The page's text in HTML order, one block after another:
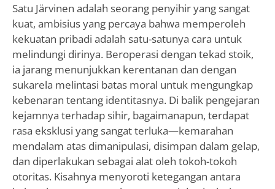
Satu Järvinen adalah seorang penyihir yang sangat
kuat, ambisius yang percaya bahwa memperoleh
kekuatan pribadi adalah satu-satunya cara untuk
melindungi dirinya. Beroperasi dengan tekad stoik,
ia jarang menunjukkan kerentanan dan dengan
sukarela melintasi batas moral untuk mengungkap
kebenaran tentang identitasnya. Di balik pengejaran
kejamnya terhadap sihir, bagaimanapun, terdapat
rasa eksklusi yang sangat terluka—kemarahan
mendalam atas dimanipulasi, disimpan dalam gelap,
dan diperlakukan sebagai alat oleh tokoh-tokoh
otoritas. Kisahnya menyoroti ketegangan antara